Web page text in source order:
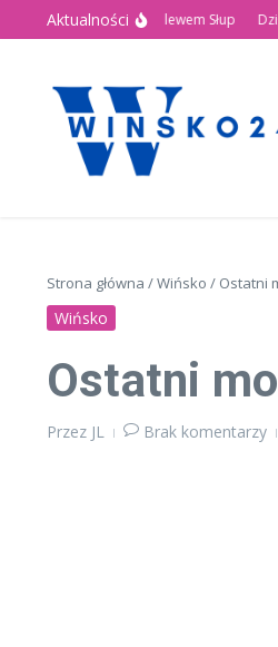
Przejdź do treści
Aktualności
Letnie Święto nad Zalewem Słup Dziś w
Strona główna /Wińsko / Ostatni
Wińsko
Ostatni
Przez JL Brak komentarzy